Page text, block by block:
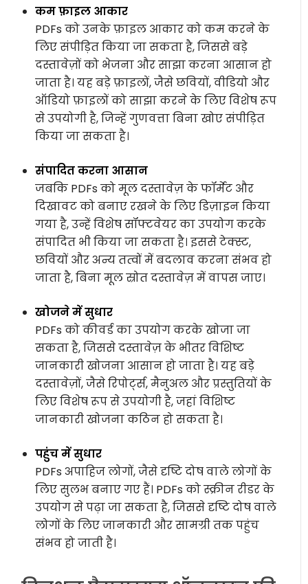
कम फ़ाइल आकार
PDFs को उनके फ़ाइल आकार को कम करने के
लिए संपीड़ित किया जा सकता है, जिससे बड़े
दस्तावेज़ों को भेजना और साझा करना आसान हो
जाता है। यह बड़े फ़ाइलों, जैसे छवियों, वीडियो और
ऑडियो फ़ाइलों को साझा करने के लिए विशेष रूप
से उपयोगी है, जिन्हें गुणवत्ता बिना खोए संपीड़ित
किया जा सकता है।
संपादित करना आसान
जबकि PDFs को मूल दस्तावेज़ के फॉर्मेट और
दिखावट को बनाए रखने के लिए डिज़ाइन किया
गया है, उन्हें विशेष सॉफ्टवेयर का उपयोग करके
संपादित भी किया जा सकता है। इससे टेक्स्ट,
छवियों और अन्य तत्वों में बदलाव करना संभव हो
जाता है, बिना मूल स्रोत दस्तावेज़ में वापस जाए।
खोजने में सुधार
PDFs को कीवर्ड का उपयोग करके खोजा जा
सकता है, जिससे दस्तावेज़ के भीतर विशिष्ट
जानकारी खोजना आसान हो जाता है। यह बड़े
दस्तावेज़ों, जैसे रिपोर्ट्स, मैनुअल और प्रस्तुतियों के
लिए विशेष रूप से उपयोगी है, जहां विशिष्ट
जानकारी खोजना कठिन हो सकता है।
पहुंच में सुधार
PDFs अपाहिज लोगों, जैसे दृष्टि दोष वाले लोगों के
लिए सुलभ बनाए गए हैं। PDFs को स्क्रीन रीडर के
उपयोग से पढ़ा जा सकता है, जिससे दृष्टि दोष वाले
लोगों के लिए जानकारी और सामग्री तक पहुंच
संभव हो जाती है।